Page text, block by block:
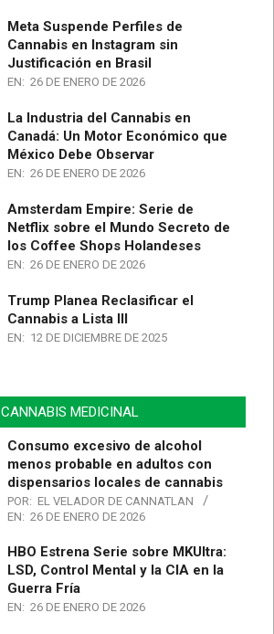
Meta Suspende Perfiles de
Cannabis en Instagram sin
Justificación en Brasil
EN: 26 DE ENERO DE 2026
La Industria del Cannabis en
Canadá: Un Motor Económico que
México Debe Observar
EN: 26 DE ENERO DE 2026
Amsterdam Empire: Serie de
Netflix sobre el Mundo Secreto de
los Coffee Shops Holandeses
EN: 26 DE ENERO DE 2026
Trump Planea Reclasificar el
Cannabis a Lista III
EN: 12 DE DICIEMBRE DE 2025
CANNABIS MEDICINAL
Consumo excesivo de alcohol
menos probable en adultos con
dispensarios locales de cannabis
POR: EL VELADOR DE CANNATLAN
EN: 26 DE ENERO DE 2026
HBO Estrena Serie sobre MKUltra:
LSD, Control Mental y la CIA en la
Guerra Fría
EN: 26 DE ENERO DE 2026